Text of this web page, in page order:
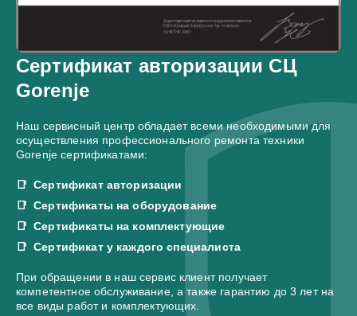
Сертификат авторизации СЦ
Gorenje
Наш сервисный центр обладает всеми необходимыми для
осуществления профессионального ремонта техники
Gorenje сертификатами:
Сертификат авторизации
Сертификаты на оборудование
Сертификаты на комплектующие
Сертификат у каждого специалиста
При обращении в наш сервис клиент получает
компетентное обслуживание, а также гарантию до 3 лет на
все виды работ и комплектующих.